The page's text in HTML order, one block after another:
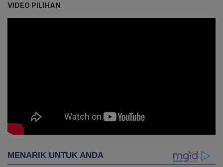
VIDEO PILIHAN